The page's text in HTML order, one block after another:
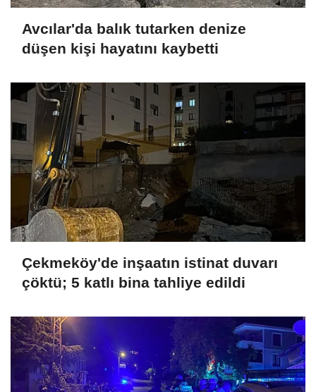
Avcılar'da balık tutarken denize
düşen kişi hayatını kaybetti
Çekmeköy'de inşaatın istinat duvarı
çöktü; 5 katlı bina tahliye edildi